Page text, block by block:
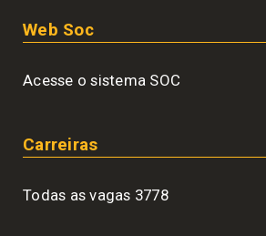
Web Soc
Acesse o sistema SOC
Carreiras
Todas as vagas 3778